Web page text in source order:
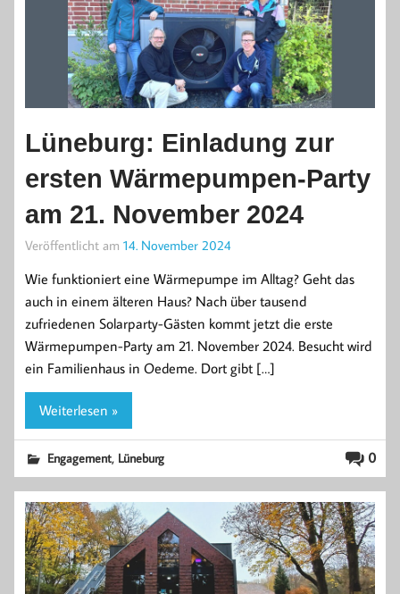
Lüneburg: Einladung zur
ersten Wärmepumpen-Party
am 21. November 2024
Veröffentlicht am 14. November 2024
Wie funktioniert eine Wärmepumpe im Alltag? Geht das
auch in einem älteren Haus? Nach über tausend
zufriedenen Solarparty-Gästen kommt jetzt die erste
Wärmepumpen-Party am 21. November 2024. Besucht wird
ein Familienhaus in Oedeme. Dort gibt […]
Weiterlesen »
0
Engagement, Lüneburg